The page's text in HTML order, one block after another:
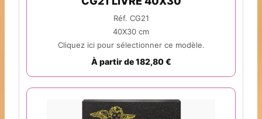
Réf. CG21
40X30 cm
Cliquez ici pour sélectionner ce modèle.
À partir de 182,80 €